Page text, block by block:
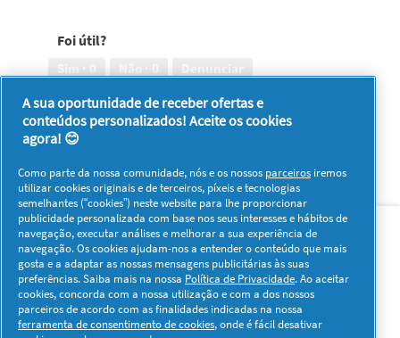
5
com
aspecto
saudável,
5
em
5
Foi útil?
Sim · 0 Não · 0 Denunciar
1–8 de 585 análises
Anterior
◄
Sobre nós Contacto Visitar www.pg.com
Redes Sociais
A sua oportunidade de receber ofertas e
conteúdos personalizados! Aceite os cookies
agora! 😊
Como parte da nossa comunidade, nós e os nossos parceiros iremos
utilizar cookies originais e de terceiros, píxeis e tecnologias
semelhantes (“cookies”) neste website para lhe proporcionar
publicidade personalizada com base nos seus interesses e hábitos de
navegação, executar análises e melhorar a sua experiência de
navegação. Os cookies ajudam-nos a entender o conteúdo que mais
gosta e a adaptar as nossas mensagens publicitárias às suas
preferências. Saiba mais na nossa Política de Privacidade. Ao aceitar
cookies, concorda com a nossa utilização e com a dos nossos
parceiros de acordo com as finalidades indicadas na nossa
ferramenta de consentimento de cookies, onde é fácil desativar